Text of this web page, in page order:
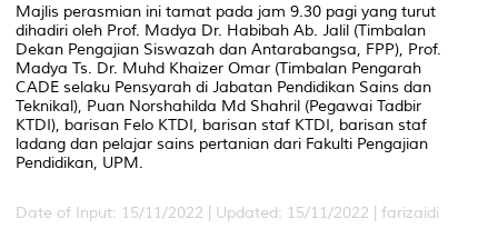
Majlis perasmian ini tamat pada jam 9.30 pagi yang turut
dihadiri oleh Prof. Madya Dr. Habibah Ab. Jalil (Timbalan
Dekan Pengajian Siswazah dan Antarabangsa, FPP), Prof.
Madya Ts. Dr. Muhd Khaizer Omar (Timbalan Pengarah
CADE selaku Pensyarah di Jabatan Pendidikan Sains dan
Teknikal), Puan Norshahilda Md Shahril (Pegawai Tadbir
KTDI), barisan Felo KTDI, barisan staf KTDI, barisan staf
ladang dan pelajar sains pertanian dari Fakulti Pengajian
Pendidikan, UPM.
Date of Input: 15/11/2022 | Updated: 15/11/2022 | farizaidi